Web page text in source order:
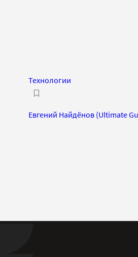
Технологии
Евгений Найдёнов (Ultimate